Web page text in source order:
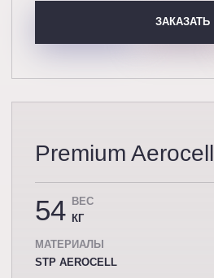
Premium Aerocell
54
ВЕС
КГ
МАТЕРИАЛЫ
STP AEROCELL
ЗАКАЗАТЬ